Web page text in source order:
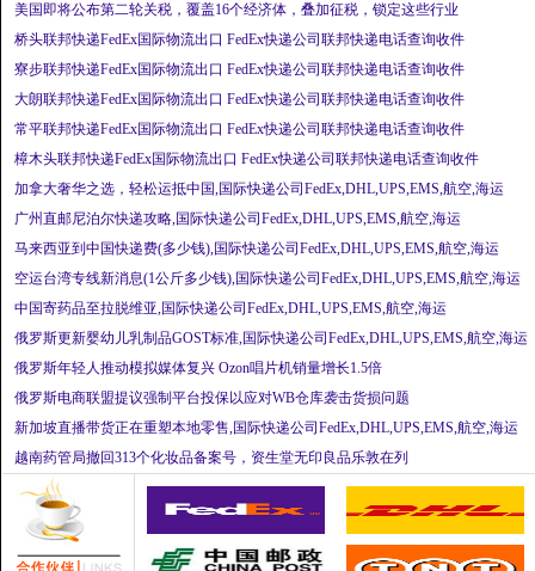
美国即将公布第二轮关税，覆盖16个经济体，叠加征税，锁定这些行业
桥头联邦快递FedEx国际物流出口 FedEx快递公司联邦快递电话查询收件
寮步联邦快递FedEx国际物流出口 FedEx快递公司联邦快递电话查询收件
大朗联邦快递FedEx国际物流出口 FedEx快递公司联邦快递电话查询收件
常平联邦快递FedEx国际物流出口 FedEx快递公司联邦快递电话查询收件
樟木头联邦快递FedEx国际物流出口 FedEx快递公司联邦快递电话查询收件
加拿大奢华之选，轻松运抵中国,国际快递公司FedEx,DHL,UPS,EMS,航空,海运
广州直邮尼泊尔快递攻略,国际快递公司FedEx,DHL,UPS,EMS,航空,海运
马来西亚到中国快递费(多少钱),国际快递公司FedEx,DHL,UPS,EMS,航空,海运
空运台湾专线新消息(1公斤多少钱),国际快递公司FedEx,DHL,UPS,EMS,航空,海运
中国寄药品至拉脱维亚,国际快递公司FedEx,DHL,UPS,EMS,航空,海运
俄罗斯更新婴幼儿乳制品GOST标准,国际快递公司FedEx,DHL,UPS,EMS,航空,海运
俄罗斯年轻人推动模拟媒体复兴 Ozon唱片机销量增长1.5倍
俄罗斯电商联盟提议强制平台投保以应对WB仓库袭击货损问题
新加坡直播带货正在重塑本地零售,国际快递公司FedEx,DHL,UPS,EMS,航空,海运
越南药管局撤回313个化妆品备案号，资生堂无印良品乐敦在列